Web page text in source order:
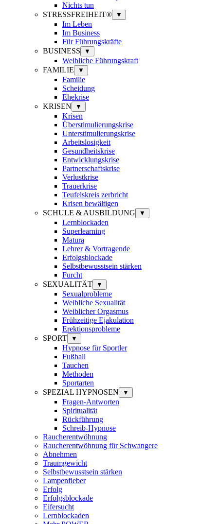
Nichts tun
STRESSFREIHEIT®
▼
Im Leben
Im Business
Für Führungskräfte
BUSINESS
▼
Weibliche Führungskraft
FAMILIE
▼
Familie
Scheidung
Ehekrise
KRISEN
▼
Krisen
Überstimulierungskrise
Unterstimulierungskrise
Arbeitslosigkeit
Gesundheitskrise
Entwicklungskrise
Partnerschaftskrise
Verlustkrise
Trauerkrise
Teufelskreis zerbricht
Krisen bewältigen
SCHULE & AUSBILDUNG
▼
Lernblockaden
Superlearning
Matura
Lehrer & Vortragende
Erfolgsblockade
Selbstbewusstsein stärken
Furcht
SEXUALITÄT
▼
Sexualprobleme
Weibliche Sexualität
Weiblicher Orgasmus
Frühzeitige Ejakulation
Erektionsprobleme
SPORT
▼
Hypnose für Sportler
Fußball
Tauchen
Methoden
Sportarten
SPEZIAL HYPNOSEN
▼
Fragen-Antworten
Spiritualität
Rückführung
Schreib-Hypnose
Raucherentwöhnung
Raucherentwöhnung für Schwangere
Abnehmen
Traumgewicht
Selbstbewusstsein stärken
Lampenfieber
Erfolg
Erfolgsblockade
Eifersucht
Lernblockaden